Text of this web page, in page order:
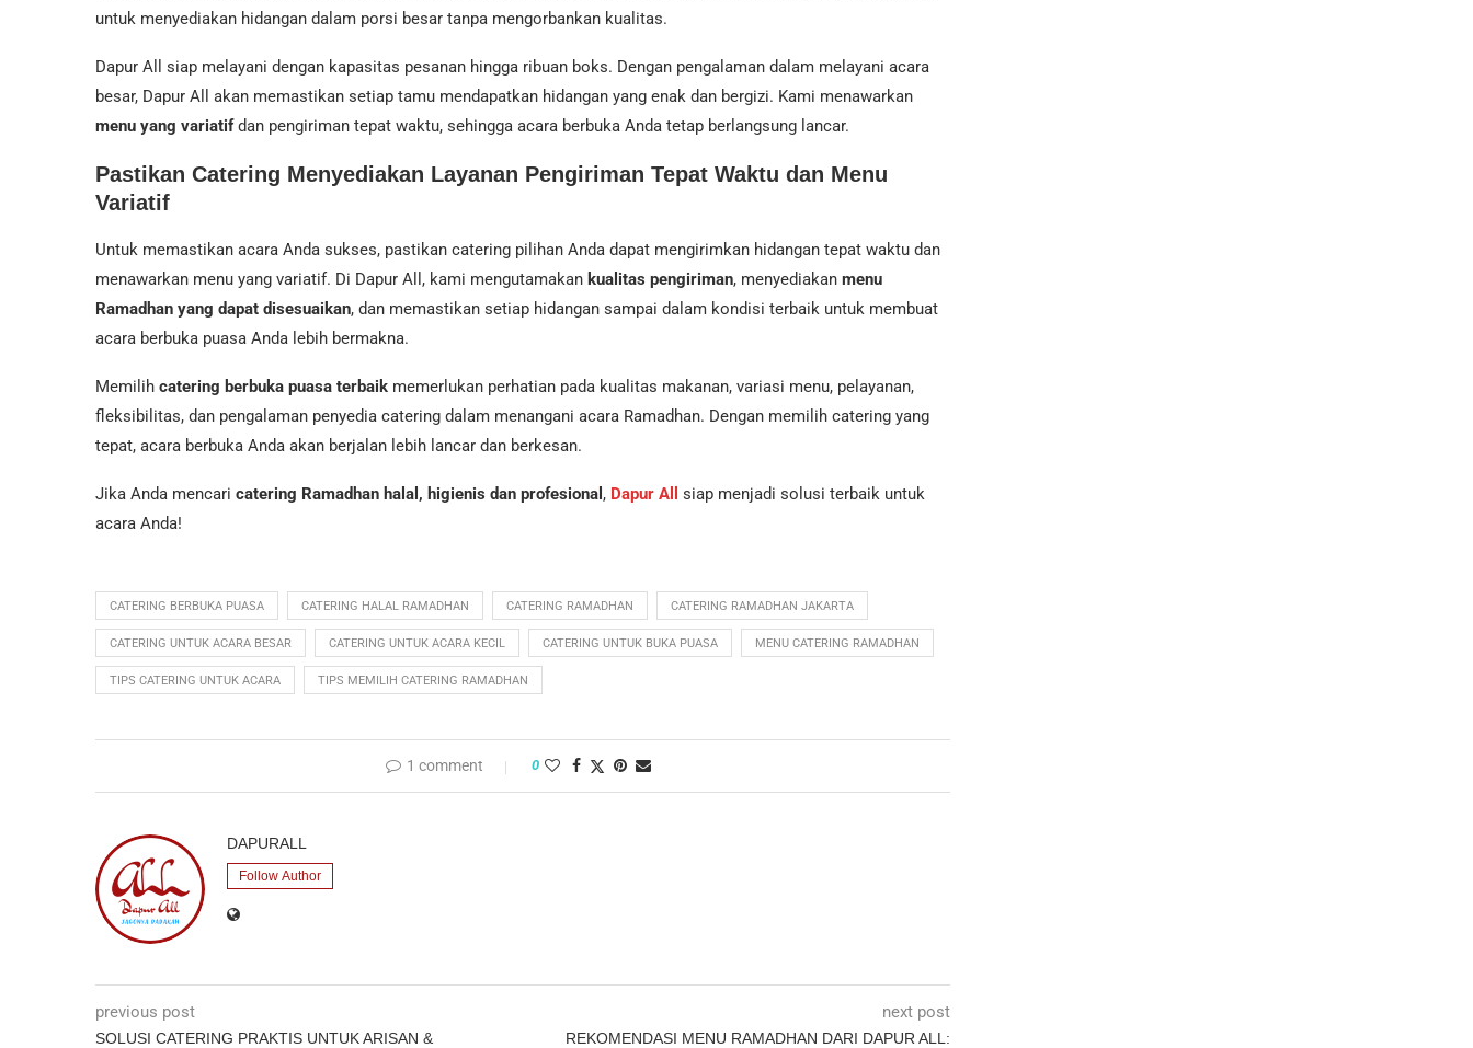
untuk menyediakan hidangan dalam porsi besar tanpa mengorbankan kualitas.
Dapur All siap melayani dengan kapasitas pesanan hingga ribuan boks. Dengan pengalaman dalam melayani acara
besar, Dapur All akan memastikan setiap tamu mendapatkan hidangan yang enak dan bergizi. Kami menawarkan
menu yang variatifdan pengiriman tepat waktu, sehingga acara berbuka Anda tetap berlangsung lancar.
Pastikan Catering Menyediakan Layanan Pengiriman Tepat Waktu dan Menu
Variatif
Untuk memastikan acara Anda sukses, pastikan catering pilihan Anda dapat mengirimkan hidangan tepat waktu dan
menawarkan menu yang variatif. Di Dapur All, kami mengutamakan kualitas pengiriman, menyediakan menu
Ramadhan yang dapat disesuaikan, dan memastikan setiap hidangan sampai dalam kondisi terbaik untuk membuat
acara berbuka puasa Anda lebih bermakna.
Memilih catering berbuka puasa terbaik memerlukan perhatian pada kualitas makanan, variasi menu, pelayanan,
fleksibilitas, dan pengalaman penyedia catering dalam menangani acara Ramadhan. Dengan memilih catering yang
tepat, acara berbuka Anda akan berjalan lebih lancar dan berkesan.
Jika Anda mencari catering Ramadhan halal, higienis dan profesional , Dapur All
siap menjadi solusi terbaik untuk
acara Anda!
CATERING BERBUKA PUASA CATERING HALAL RAMADHAN CATERING RAMADHAN CATERING RAMADHAN JAKARTA
CATERING UNTUK ACARA BESAR CATERING UNTUK ACARA KECIL CATERING UNTUK BUKA PUASA MENU CATERING RAMADHAN
TIPS CATERING UNTUK ACARA TIPS MEMILIH CATERING RAMADHAN
1 comment 0
DAPURALL
Follow Author
previous post
SOLUSI CATERING PRAKTIS UNTUK ARISAN &
next post
REKOMENDASI MENU RAMADHAN DARI DAPUR ALL: